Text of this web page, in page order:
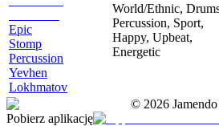
Epic
Stomp
Percussion
Yevhen
Lokhmatov
World/Ethnic,
Percussion, Sport,
Happy, Upbeat,
Energetic
© 2026
Pobierz aplikację